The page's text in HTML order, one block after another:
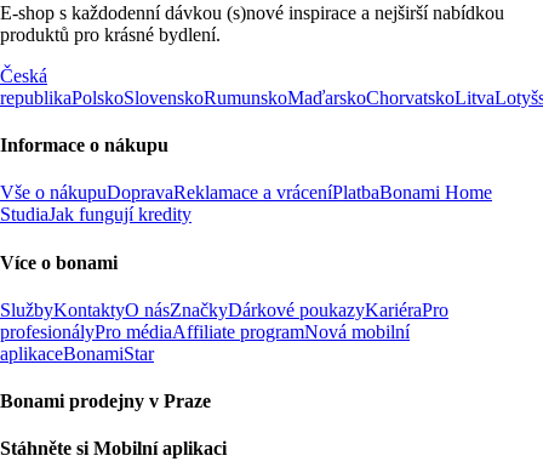
E-shop s každodenní dávkou (s)nové inspirace a nejširší nabídkou
produktů pro krásné bydlení.
Česká
republikaPolskoSlovenskoRumunskoMaďarskoChorvatskoLitva
Informace o nákupu
Vše o nákupuDopravaReklamace a vráceníPlatbaBonami Home
StudiaJak fungují kredity
Více o bonami
SlužbyKontaktyO násZnačkyDárkové poukazyKariéraPro
profesionályPro médiaAffiliate programNová mobilní
aplikaceBonamiStar
Bonami prodejny v Praze
Stáhněte si Mobilní aplikaci